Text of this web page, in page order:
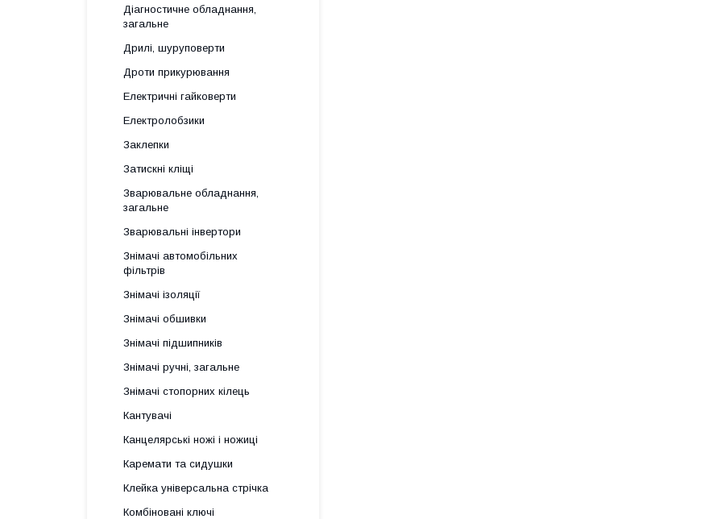
Діагностичне обладнання,
загальне
Дрилі, шуруповерти
Дроти прикурювання
Електричні гайковерти
Електролобзики
Заклепки
Затискні кліщі
Зварювальне обладнання,
загальне
Зварювальні інвертори
Знімачі автомобільних
фільтрів
Знімачі ізоляції
Знімачі обшивки
Знімачі підшипників
Знімачі ручні, загальне
Знімачі стопорних кілець
Кантувачі
Канцелярські ножі і ножиці
Каремати та сидушки
Клейка універсальна стрічка
Комбіновані ключі